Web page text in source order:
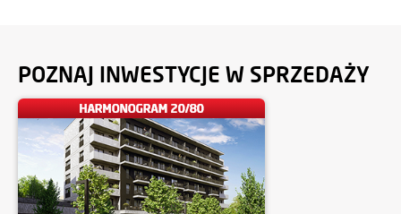
POZNAJ INWESTYCJE W SPRZEDAŻY